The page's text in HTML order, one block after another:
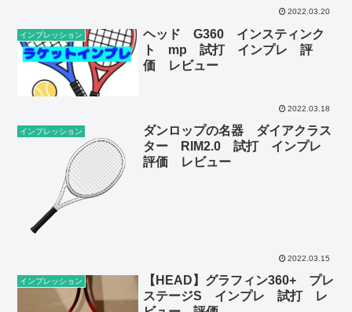
2022.03.20
インプレッション
ヘッド G360 インスティンク
ト mp 試打 インプレ 評
価 レビュー
2022.03.18
インプレッション
ダンロップの名器 ダイアクラス
ター RIM2.0 試打 インプレ
評価 レビュー
2022.03.15
インプレッション
【HEAD】グラフィン360+ プレ
ステージS インプレ 試打 レ